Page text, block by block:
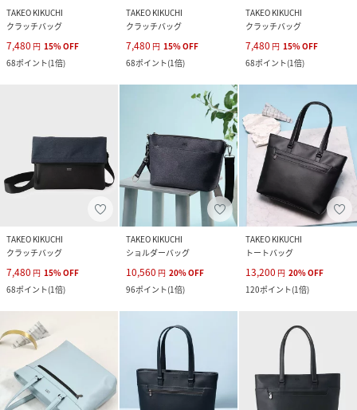
TAKEO KIKUCHI
クラッチバッグ
7,480 円 15%OFF
68ポイント(1倍)
TAKEO KIKUCHI
クラッチバッグ
7,480 円 15%OFF
68ポイント(1倍)
TAKEO KIKUCHI
クラッチバッグ
7,480 円 15%OFF
68ポイント(1倍)
TAKEO KIKUCHI
クラッチバッグ
7,480 円 15%OFF
68ポイント(1倍)
TAKEO KIKUCHI
ショルダーバッグ
10,560 円 20%OFF
96ポイント(1倍)
TAKEO KIKUCHI
トートバッグ
13,200 円 20%OFF
120ポイント(1倍)